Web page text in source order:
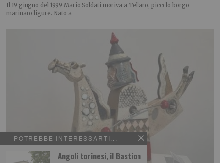
POTREBBE INTERESSARTI...
Angoli torinesi, il Bastion
Il 19 giugno del 1999 Mario Soldati moriva a Tellaro, piccolo borgo
marinaro ligure. Nato a